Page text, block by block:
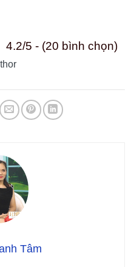
4.2/5 - (20 bình chọn)
Tâm